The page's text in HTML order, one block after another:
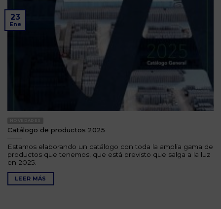
Catálogo de productos 2025
Estamos elaborando un catálogo con toda la amplia gama de
productos que tenemos, que está previsto que salga a la luz
en 2025.
LEER MÁS
23
Ene